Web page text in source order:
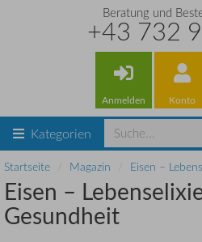
Beratung und
+43 732
Anmelden Konto
Kategorien
Startseite Magazin Eisen –
Eisen –
Gesundheit